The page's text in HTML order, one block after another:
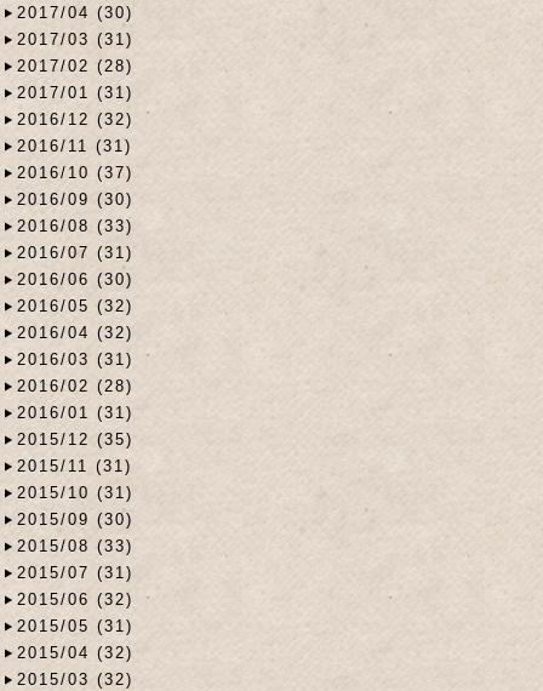
2017/04 (30)
2017/03 (31)
2017/02 (28)
2017/01 (31)
2016/12 (32)
2016/11 (31)
2016/10 (37)
2016/09 (30)
2016/08 (33)
2016/07 (31)
2016/06 (30)
2016/05 (32)
2016/04 (32)
2016/03 (31)
2016/02 (28)
2016/01 (31)
2015/12 (35)
2015/11 (31)
2015/10 (31)
2015/09 (30)
2015/08 (33)
2015/07 (31)
2015/06 (32)
2015/05 (31)
2015/04 (32)
2015/03 (32)